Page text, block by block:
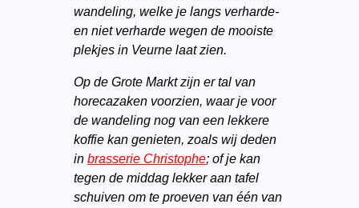
wandeling, welke je langs verharde-
en niet verharde wegen de mooiste
plekjes in Veurne laat zien.
Op de Grote Markt zijn er tal van
horecazaken voorzien, waar je voor
de wandeling nog van een lekkere
koffie kan genieten, zoals wij deden
in brasserie Christophe; of je kan
tegen de middag lekker aan tafel
schuiven om te proeven van één van